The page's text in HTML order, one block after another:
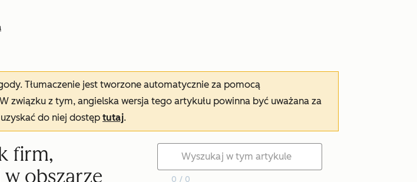
Tłumaczenie jest tworzone automatycznie za pomocą
związku z tym, angielska wersja tego artykułu powinna być uważana za
do niej dostęp tutaj.
firm,
obszarze
0 / 0